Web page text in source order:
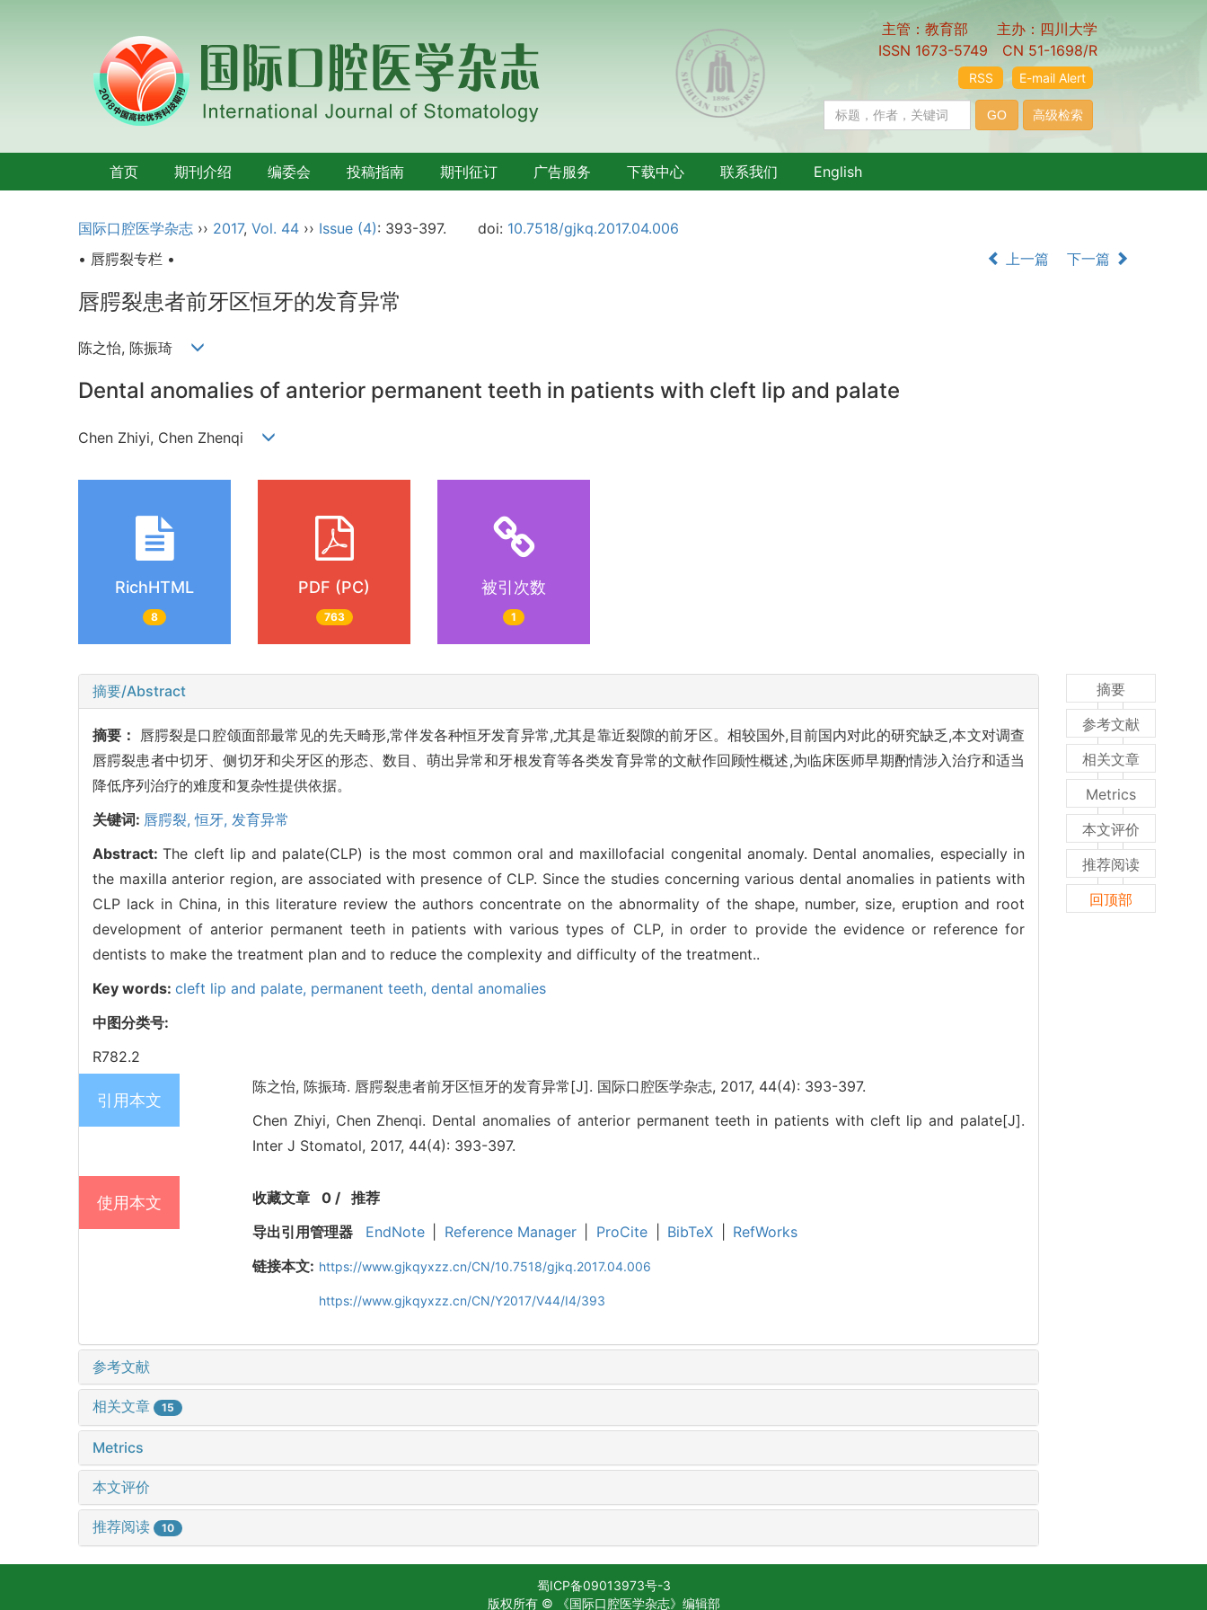
主管：教育部 主办：四川大学
ISSN 1673-5749 CN 51-1698/R
E-mail Alert
RSS
首页 期刊介绍 编委会 投稿指南 期刊征订 广告服务 下载中心 联系我们 English
国际口腔医学杂志 ›› 2017, Vol. 44 ›› Issue (4): 393-397. doi: 10.7518/gjkq.2017.04.006
• 唇腭裂专栏 •
上一篇 下一篇
唇腭裂患者前牙区恒牙的发育异常
陈之怡, 陈振琦
Dental anomalies of anterior permanent teeth in patients with cleft lip and palate
Chen Zhiyi, Chen Zhenqi
RichHTML
8
PDF (PC)
763
被引次数
1
摘要/Abstract
摘要： 唇腭裂是口腔颌面部最常见的先天畸形,常伴发各种恒牙发育异常,尤其是靠近裂隙的前牙区。相较国外,目前国内对此的研究缺乏,本文对调查
唇腭裂患者中切牙、侧切牙和尖牙区的形态、数目、萌出异常和牙根发育等各类发育异常的文献作回顾性概述,为临床医师早期酌情涉入治疗和适当
降低序列治疗的难度和复杂性提供依据。
关键词: 唇腭裂,恒牙, 发育异常
Abstract:The cleft lip and palate(CLP) is the most common oral and maxillofacial congenital anomaly. Dental anomalies, especially in
the maxilla anterior region, are associated with presence of CLP. Since the studies concerning various dental anomalies in patients with
CLP lack in China, in this literature review the authors concentrate on the abnormality of the shape, number, size, eruption and root
development of anterior permanent teeth in patients with various types of CLP, in order to provide the evidence or reference for
dentists to make the treatment plan and to reduce the complexity and difficulty of the treatment..
Key words: cleft lip and palate, permanent teeth, dental anomalies
中图分类号:
R782.2
引用本文
陈之怡, 陈振琦. 唇腭裂患者前牙区恒牙的发育异常[J]. 国际口腔医学杂志, 2017, 44(4): 393-397.
Chen Zhiyi, Chen Zhenqi. Dental anomalies of anterior permanent teeth in patients with cleft lip and palate[J].
Inter J Stomatol, 2017, 44(4): 393-397.
使用本文 收藏文章 0/ 推荐
导出引用管理器
EndNote Reference Manager ProCite BibTeX
RefWorks
链接本文: https://www.gjkqyxzz.cn/CN/10.7518/gjkq.2017.04.006
https://www.gjkqyxzz.cn/CN/Y2017/V44/I4/393
参考文献
相关文章 15
Metrics
本文评价
推荐阅读 10
摘要
参考文献
相关文章
Metrics
本文评价
推荐阅读
回顶部
蜀ICP备09013973号-3
版权所有 © 《国际口腔医学杂志》编辑部